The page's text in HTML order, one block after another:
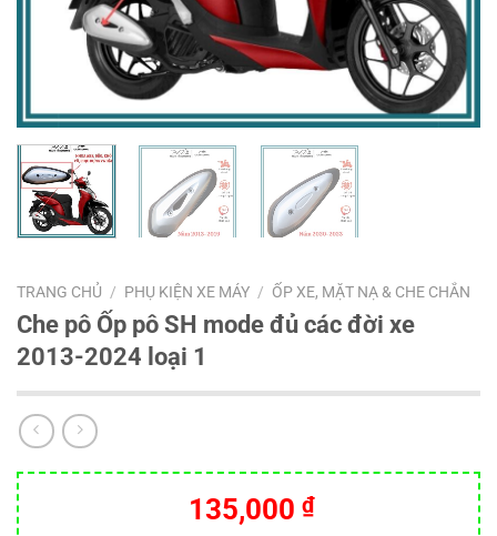
TRANG CHỦ / PHỤ KIỆN XE MÁY / ỐP XE, MẶT NẠ & CHE CHẮN
Che pô Ốp pô SH mode đủ các đời xe
2013-2024 loại 1
135,000 ₫